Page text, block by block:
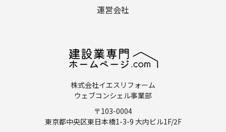
運営会社
株式会社イエスリフォーム
ウェブコンシェル事業部
〒103-0004
東京都中央区東日本橋1-3-9 大内ビル1F/2F